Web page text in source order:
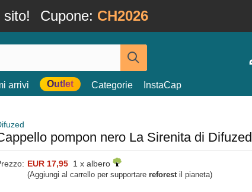
Cupone: CH2026
arrivi Outlet Categorie InstaCap
pompon nero La Sirenita di Difuzed
EUR 17,95 1 x albero
(Aggiungi al carrello per supportare reforestil pianeta)